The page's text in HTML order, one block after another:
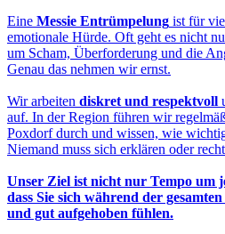
Eine Messie Entrümpelung ist für
emotionale Hürde. Oft geht es nicht
um Scham, Überforderung und die
Genau das nehmen wir ernst.
Wir arbeiten diskret und respektvoll
auf. In der Region führen wir
Poxdorf durch und wissen, wie
Niemand muss sich erklären oder
Unser Ziel ist nicht nur Tempo um
dass Sie sich während der
und gut aufgehoben fühlen.